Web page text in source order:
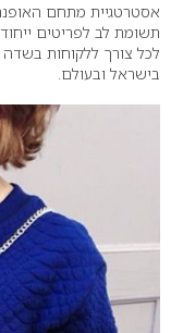
אסטרטגיית מתחם
לכל צורך ללקוחות
בישראל ובעולם.